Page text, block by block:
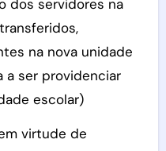
dos servidores na
na nova unidade
a ser providenciar
escolar)
virtude de